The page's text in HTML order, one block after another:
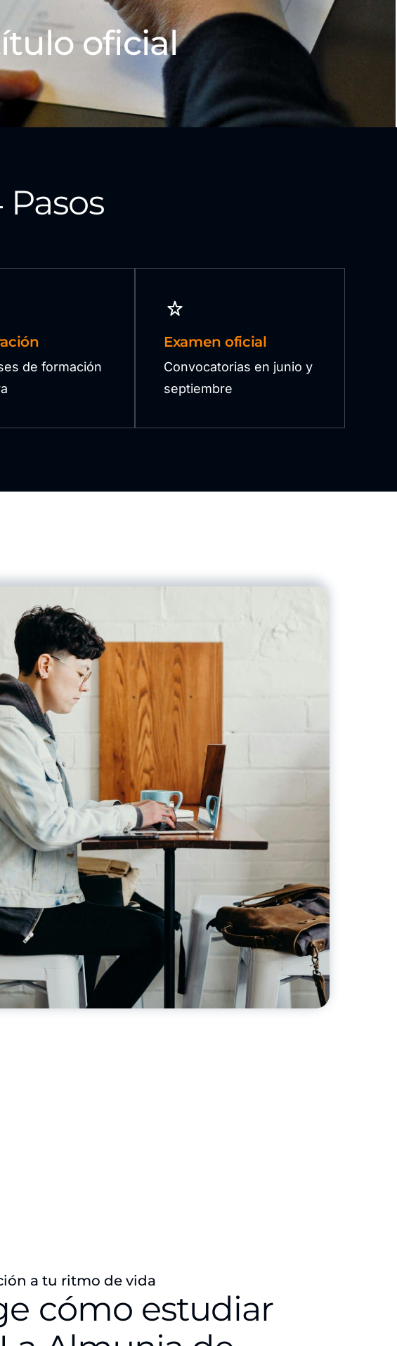
oficial
de formación
Examen oficial
Convocatorias en junio y
septiembre
a tu ritmo de vida
cómo estudiar